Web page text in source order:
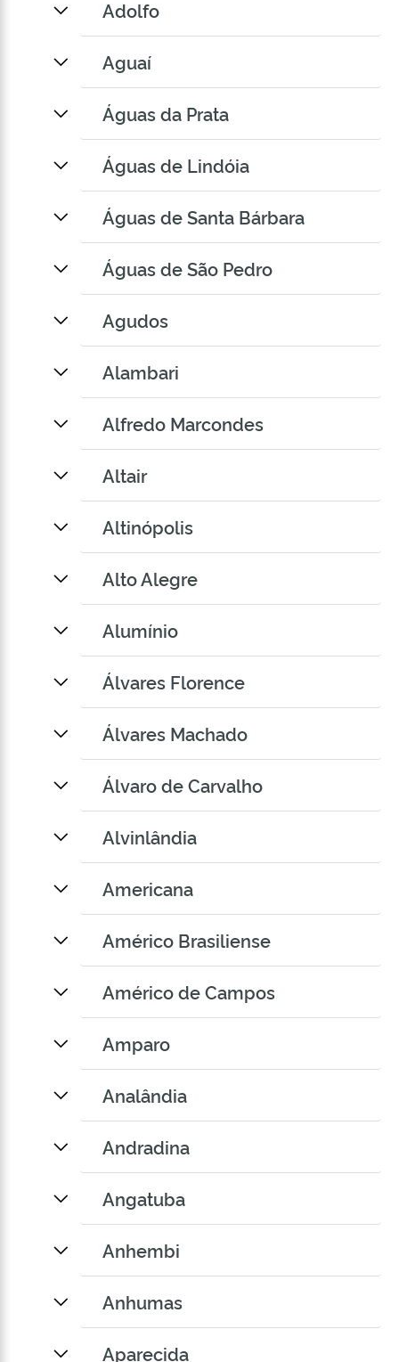
Adolfo
Aguaí
Águas da Prata
Águas de Lindóia
Águas de Santa Bárbara
Águas de São Pedro
Agudos
Alambari
Alfredo Marcondes
Altair
Altinópolis
Alto Alegre
Alumínio
Álvares Florence
Álvares Machado
Álvaro de Carvalho
Alvinlândia
Americana
Américo Brasiliense
Américo de Campos
Amparo
Analândia
Andradina
Angatuba
Anhembi
Anhumas
Aparecida